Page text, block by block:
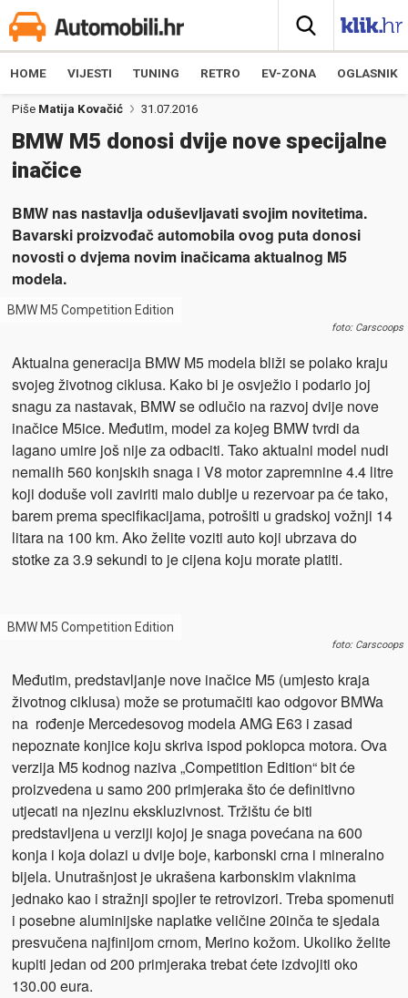
HOME VIJESTI TUNING RETRO EV-ZONA OGLASNIK
Piše Matija Kovačić 31.07.2016
BMW M5 donosi dvije nove specijalne
inačice
BMW nas nastavlja oduševljavati svojim novitetima.
Bavarski proizvođač automobila ovog puta donosi
novosti o dvjema novim inačicama aktualnog M5
modela.
BMW M5 Competition Edition
foto: Carscoops
Aktualna generacija BMW M5 modela bliži se polako kraju
svojeg životnog ciklusa. Kako bi je osvježio i podario joj
snagu za nastavak, BMW se odlučio na razvoj dvije nove
inačice M5ice. Međutim, model za kojeg BMW tvrdi da
lagano umire još nije za odbaciti. Tako aktualni model nudi
nemalih 560 konjskih snaga i V8 motor zapremnine 4.4 litre
koji doduše voli zaviriti malo dublje u rezervoar pa će tako,
barem prema specifikacijama, potrošiti u gradskoj vožnji 14
litara na 100 km. Ako želite voziti auto koji ubrzava do
stotke za 3.9 sekundi to je cijena koju morate platiti.
BMW M5 Competition Edition
foto: Carscoops
Međutim, predstavljanje nove inačice M5 (umjesto kraja
životnog ciklusa) može se protumačiti kao odgovor BMWa
na rođenje Mercedesovog modela AMG E63 i zasad
nepoznate konjice koju skriva ispod poklopca motora. Ova
verzija M5 kodnog naziva „Competition Edition“ bit će
proizvedena u samo 200 primjeraka što će definitivno
utjecati na njezinu ekskluzivnost. Tržištu će biti
predstavljena u verziji kojoj je snaga povećana na 600
konja i koja dolazi u dvije boje, karbonski crna i mineralno
bijela. Unutrašnjost je ukrašena karbonskim vlaknima
jednako kao i stražnji spojler te retrovizori. Treba spomenuti
i posebne aluminijske naplatke veličine 20inča te sjedala
presvučena najfinijom crnom, Merino kožom. Ukoliko želite
kupiti jedan od 200 primjeraka trebat ćete izdvojiti oko
130.00 eura.